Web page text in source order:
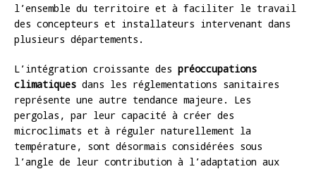
l’ensemble du territoire et à faciliter le travail
des concepteurs et installateurs intervenant dans
plusieurs départements.
L’intégration croissante des préoccupations
climatiques dans les réglementations sanitaires
représente une autre tendance majeure. Les
pergolas, par leur capacité à créer des
microclimats et à réguler naturellement la
température, sont désormais considérées sous
l’angle de leur contribution à l’adaptation aux